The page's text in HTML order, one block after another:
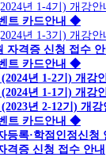
년 1-4기) 개강안
트 카드안내 ◆
년 1-3기) 개강안
자격증 신청 접수
트 카드안내 ◆
년 1-2기) 개강
년 1-1기) 개강
년 2-12기) 개강
트 카드안내 ◆
등록·학점인정신청
격증 신청 접수 안내